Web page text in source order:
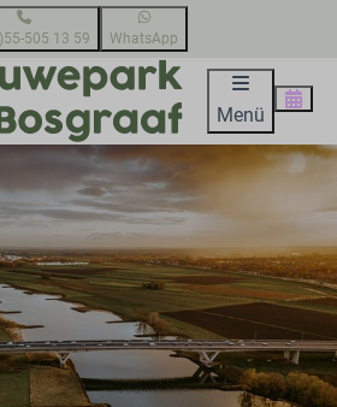
505 13 59 WhatsApp
Menü